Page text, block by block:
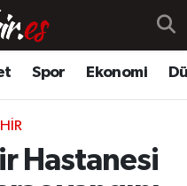
Spor Ekonomi
Hastanesi